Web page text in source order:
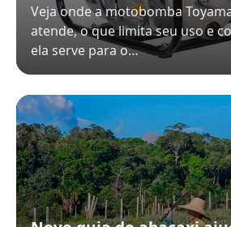
Veja onde a motobomba Toyama
atende, o que limita seu uso e
ela serve para o…